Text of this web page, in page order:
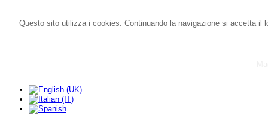
Questo sito utilizza i cookies. Continuando la navigazione si accetta